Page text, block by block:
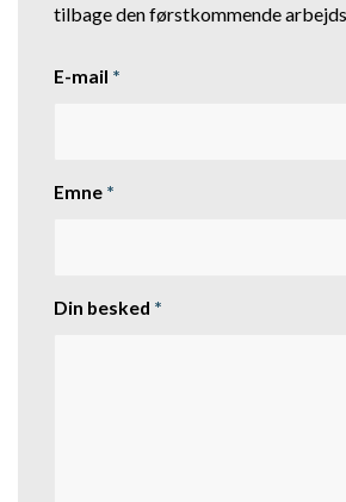
tilbage den førstkommende
E-mail *
Emne *
Din besked *